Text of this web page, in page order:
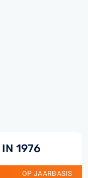
1976
OP JAARBASIS